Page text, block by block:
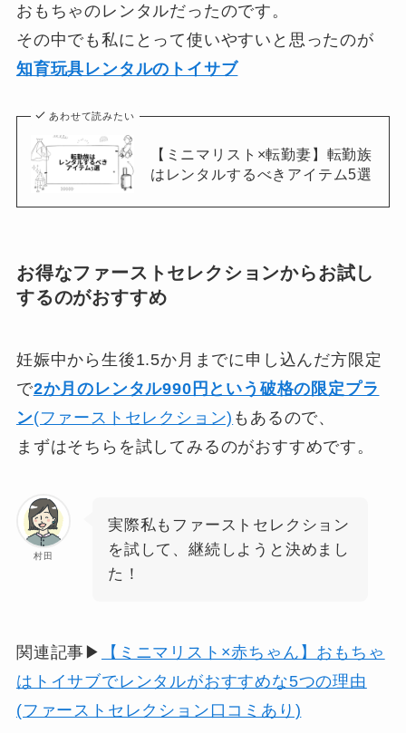
おもちゃのレンタルだったのです。
その中でも私にとって使いやすいと思ったのが
知育玩具レンタルのトイサブ
あわせて読みたい
【ミニマリスト×転勤妻】転勤族
はレンタルするべきアイテム5選
お得なファーストセレクションからお試し
するのがおすすめ
妊娠中から生後1.5か月までに申し込んだ方限定
で2か月のレンタル990円という破格の限定プラ
ン(ファーストセレクション) もあるので、
まずはそちらを試してみるのがおすすめです。
村田
実際私もファーストセレクション
を試して、継続しようと決めまし
た！
関連記事▶
【ミニマリスト×赤ちゃん】おもちゃ
はトイサブでレンタルがおすすめな5つの理由
(ファーストセレクション口コミあり)